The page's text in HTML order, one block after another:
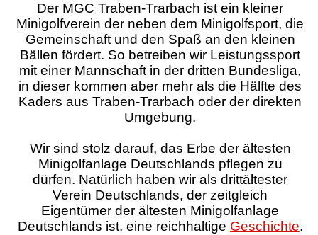
Der MGC Traben-Trarbach ist ein kleiner
Minigolfverein der neben dem Minigolfsport, die
Gemeinschaft und den Spaß an den kleinen
Bällen fördert. So betreiben wir Leistungssport
mit einer Mannschaft in der dritten Bundesliga,
in dieser kommen aber mehr als die Hälfte des
Kaders aus Traben-Trarbach oder der direkten
Umgebung.
Wir sind stolz darauf, das Erbe der ältesten
Minigolfanlage Deutschlands pflegen zu
dürfen. Natürlich haben wir als drittältester
Verein Deutschlands, der zeitgleich
Eigentümer der ältesten Minigolfanlage
Deutschlands ist, eine reichhaltige Geschichte.